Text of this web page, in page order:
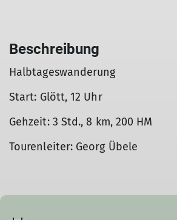
Beschreibung
Halbtageswanderung
Start: Glött, 12 Uhr
Gehzeit: 3 Std., 8 km, 200 HM
Tourenleiter: Georg Übele